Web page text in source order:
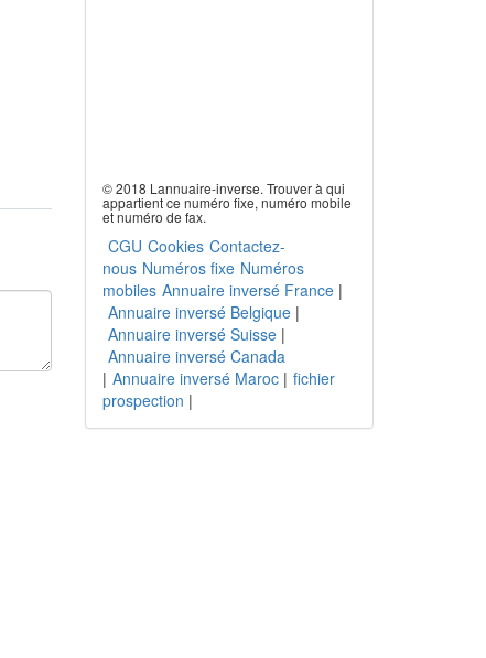
© 2018 Lannuaire-inverse. Trouver à qui
appartient ce numéro fixe, numéro mobile
et numéro de fax.
CGU Cookies Contactez-
nous Numéros fixe Numéros
mobiles Annuaire inversé France|
Annuaire inversé Belgique|
Annuaire inversé Suisse|
Annuaire inversé Canada
| Annuaire inversé Maroc| fichier
prospection |